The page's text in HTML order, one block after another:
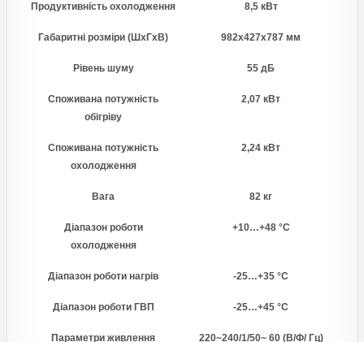
Продуктивність охолодження 8,5 кВт
Габаритні розміри (ШхГхВ) 982х427х787 мм
Рівень шуму 55 дБ
Споживана потужність
обігріву
2,07 кВт
Споживана потужність
охолодження
2,24 кВт
Вага 82 кг
Діапазон роботи
охолодження
+10…+48 °С
Діапазон роботи нагрів -25…+35 °С
Діапазон роботи ГВП -25…+45 °С
Параметри живлення 220~240/1/50~ 60 (В/Ф/ Гц)